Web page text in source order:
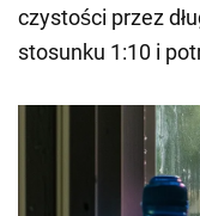
czystości przez
stosunku 1:10 i